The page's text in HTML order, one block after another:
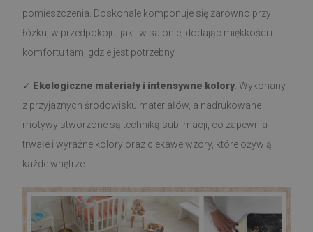
pomieszczenia. Doskonale komponuje się zarówno przy
łóżku, w przedpokoju, jak i w salonie, dodając miękkości i
komfortu tam, gdzie jest potrzebny.
✓ Ekologiczne materiały i intensywne kolory . Wykonany
z przyjaznych środowisku materiałów, a nadrukowane
motywy stworzone są techniką sublimacji, co zapewnia
trwałe i wyraźne kolory oraz ciekawe wzory, które ożywią
każde wnętrze.